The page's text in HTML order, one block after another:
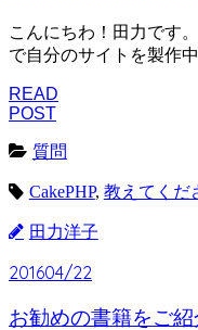
こんにちわ！田力です
で自分のサイトを製作
READ
POST
質問
CakePHP, 教えてくだ
田力洋子
201604/22
お勧めの書籍をご紹